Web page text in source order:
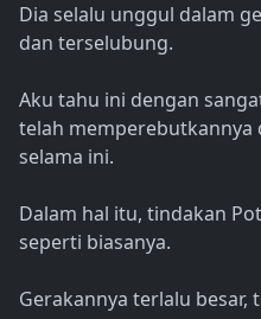
Dia selalu unggul dalam
dan terselubung.
Aku tahu ini dengan
telah memperebutkannya
selama ini.
Dalam hal itu, tindakan
seperti biasanya.
Gerakannya terlalu besar,